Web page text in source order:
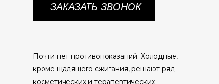
Почти нет противопоказаний. Холодные,
кроме щадящего сжигания, решают ряд
косметических и терапевтических